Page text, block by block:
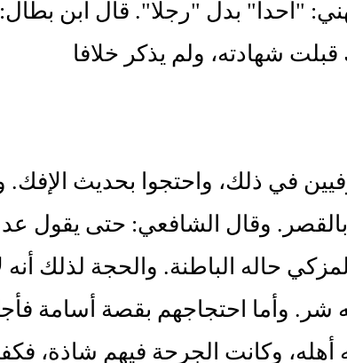
"أحدا" بدل "رجلا". قال ابن
شهادته، ولم يذكر خلافا
في ذلك، واحتجوا بحديث
وقال الشافعي: حتى يقول
حاله الباطنة. والحجة لذلك أنه
شر. وأما احتجاجهم بقصة أسامة
أهله، وكانت الجرحة فيهم شاذة،